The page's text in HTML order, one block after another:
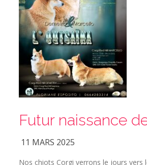
11 MARS 2025
Nos chiots Corgi verrons le jours vers